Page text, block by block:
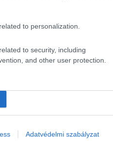
to personalization.
to security, including
and other user protection.
Adatvédelmi szabályzat